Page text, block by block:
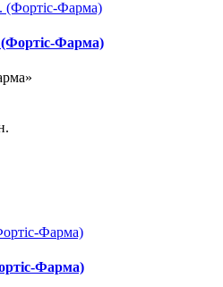
Фарма)
Фарма)